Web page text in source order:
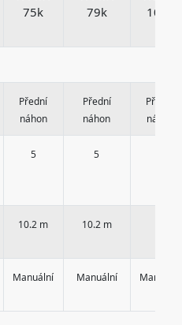
75k
79k
103k
Přední
náhon
Přední
náhon
Přední
náhon
5 5
10.2 m 10.2 m
Manuální Manuální Manuální